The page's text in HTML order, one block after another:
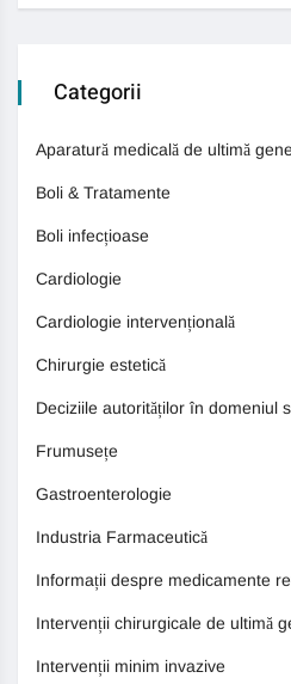
Categorii
Aparatură medicală de ultimă
Boli & Tratamente
Boli infecțioase
Cardiologie
Cardiologie intervențională
Chirurgie estetică
Deciziile autorităților în domeniul
Frumusețe
Gastroenterologie
Industria Farmaceutică
Informații despre medicamente
Intervenții chirurgicale de ultimă
Intervenții minim invazive